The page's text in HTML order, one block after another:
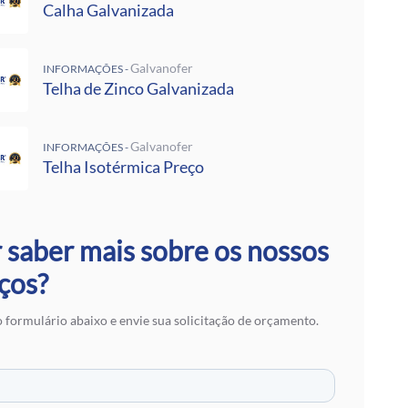
Metalon
Preço M2
Zinco Galvanizada
Aço Galvanizado
Aço Galvanizado
para Telhado
Fibra de Vidro
SP
Calha Galvanizada
INFORMAÇÕES -Galvanofer
Telha de Zinco Galvanizada
INFORMAÇÕES -Galvanofer
Telha Isotérmica Preço
mais sobre os nossos
formulário abaixo e envie sua solicitação de orçamento.